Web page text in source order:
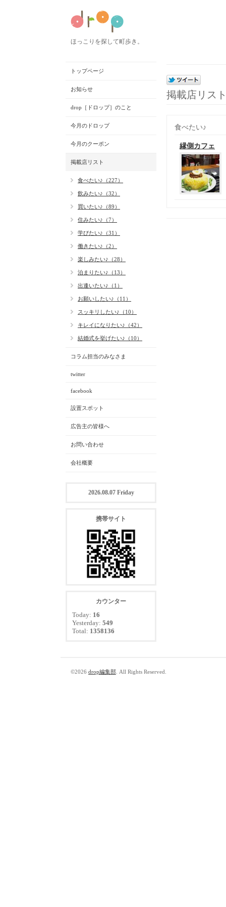
ほっこりを探して町歩き。
掲載店リス
食べたい♪
縁側カフェ
トップページ
お知らせ
drop［ドロップ］のこと
今月のドロップ
今月のクーポン
掲載店リスト
食べたい♪（227）
飲みたい♪（32）
買いたい♪（89）
住みたい♪（7）
学びたい♪（31）
働きたい♪（2）
楽しみたい♪（28）
泊まりたい♪（13）
出逢いたい♪（1）
お願いしたい♪（11）
スッキリしたい♪（10）
キレイになりたい♪（42）
結婚式を挙げたい♪（10）
コラム担当のみなさま
twitter
facebook
設置スポット
広告主の皆様へ
お問い合わせ
会社概要
2026.08.07 Friday
携帯サイト
カウンター
Today: 16
Yesterday: 549
Total: 1358136
©2026 drop編集部 . All Rights Reserved.